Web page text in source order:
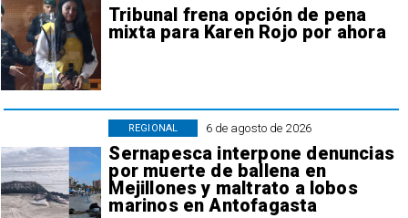
Tribunal frena opción de pena
mixta para Karen Rojo por ahora
6 de agosto de 2026
Sernapesca interpone denuncias
por muerte de ballena en
Mejillones y maltrato a lobos
marinos en Antofagasta
REGIONAL